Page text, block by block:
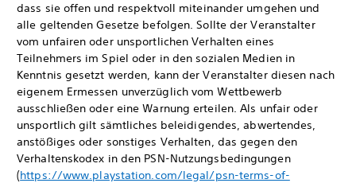
dass sie offen und respektvoll miteinander umgehen und
alle geltenden Gesetze befolgen. Sollte der Veranstalter
vom unfairen oder unsportlichen Verhalten eines
Teilnehmers im Spiel oder in den sozialen Medien in
Kenntnis gesetzt werden, kann der Veranstalter diesen nach
eigenem Ermessen unverzüglich vom Wettbewerb
ausschließen oder eine Warnung erteilen. Als unfair oder
unsportlich gilt sämtliches beleidigendes, abwertendes,
anstößiges oder sonstiges Verhalten, das gegen den
Verhaltenskodex in den PSN-Nutzungsbedingungen
(https://www.playstation.com/legal/psn-terms-of-